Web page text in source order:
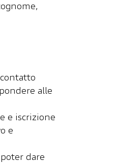
alle
e iscrizione
e
dare